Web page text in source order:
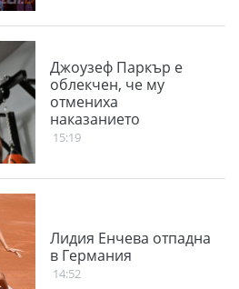
Джоузеф Паркър е
облекчен, че му
отмениха
наказанието
15:19
Лидия Енчева отпадна
в Германия
14:52